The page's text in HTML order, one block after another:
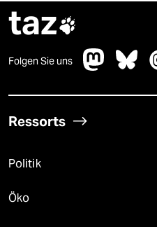
taz
Folgen Sie uns
Ressorts
Politik
Öko